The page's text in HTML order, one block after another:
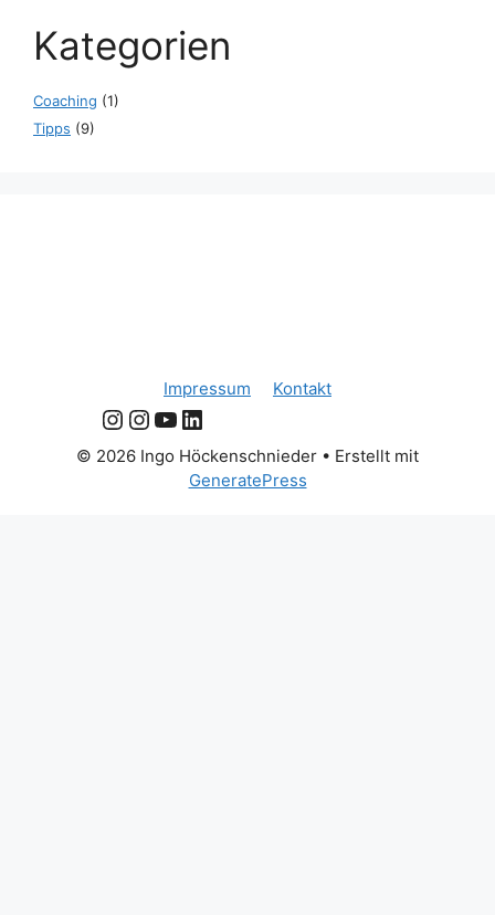
Kategorien
Coaching (1)
Tipps (9)
Impressum Kontakt
Instagram Instagram YouTube LinkedIn
© 2026 Ingo Höckenschnieder • Erstellt mit
GeneratePress